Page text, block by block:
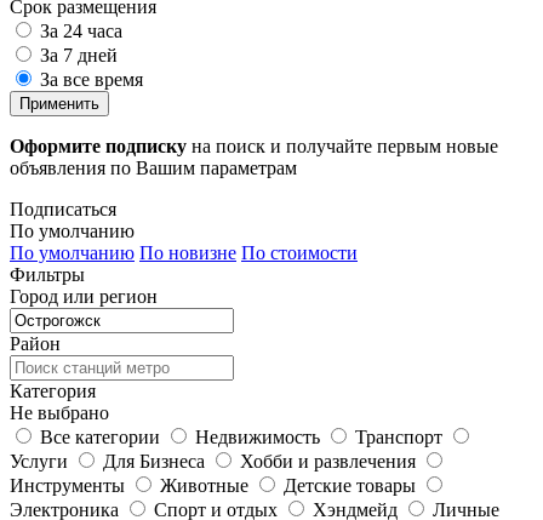
Срок размещения
За 24 часа
За 7 дней
За все время
Применить
Оформите подписку на поиск и получайте первым новые
объявления по Вашим параметрам
Подписаться
По умолчанию
По умолчанию По новизне По стоимости
Фильтры
Город или регион
Район
Категория
Не выбрано
Все категории
Недвижимость
Транспорт
Услуги
Для Бизнеса
Хобби и развлечения
Инструменты
Животные
Детские товары
Электроника
Спорт и отдых Хэндмейд
Личные